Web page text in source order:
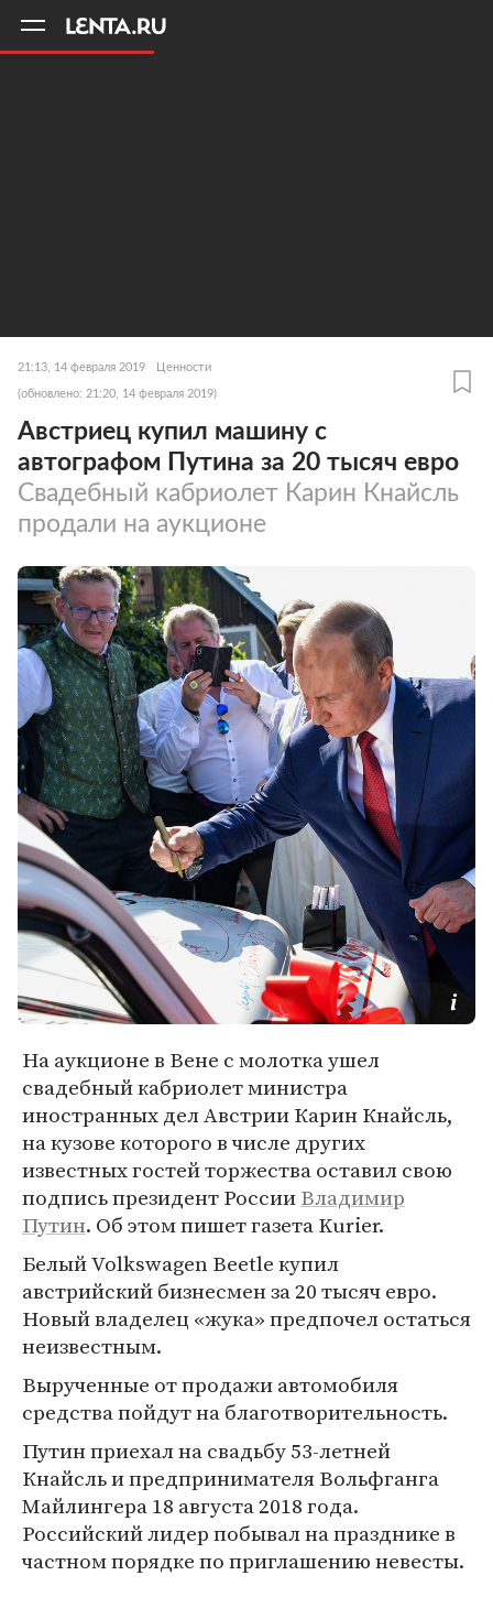
21:13, 14 февраля 2019 Ценности
(обновлено: 21:20, 14 февраля 2019)
Австриец купил машину с
автографом Путина за 20 тысяч евро
Свадебный кабриолет Карин Кнайсль
продали на аукционе
На аукционе в Вене с молотка ушел
свадебный кабриолет министра
иностранных дел Австрии Карин Кнайсль,
на кузове которого в числе других
известных гостей торжества оставил свою
подпись президент РоссииВладимир
Путин. Об этом пишет газета Kurier.
Белый Volkswagen Beetle купил
австрийский бизнесмен за 20 тысяч евро.
Новый владелец «жука» предпочел остаться
неизвестным.
Вырученные от продажи автомобиля
средства пойдут на благотворительность.
Путин приехал на свадьбу 53-летней
Кнайсль и предпринимателя Вольфганга
Майлингера 18 августа 2018 года.
Российский лидер побывал на празднике в
частном порядке по приглашению невесты.